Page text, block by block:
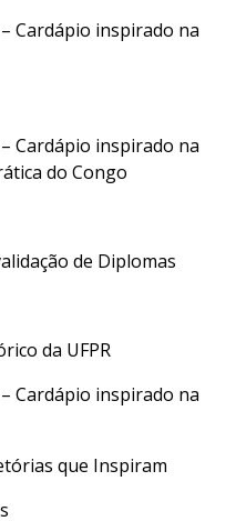
Cardápio inspirado na
Cardápio inspirado na
do Congo
de Diplomas
da UFPR
Cardápio inspirado na
que Inspiram